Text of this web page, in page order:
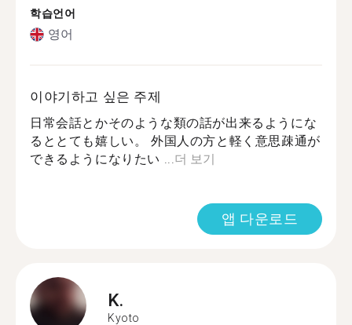
학습언어
영어
이야기하고 싶은 주제
日常会話とかそのような類の話が出来るようにな
るととても嬉しい。 外国人の方と軽く意思疎通が
できるようになりたい ...더 보기
앱 다운로드
K.
Kyoto